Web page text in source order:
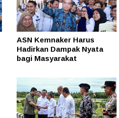
ASN Kemnaker Harus
Hadirkan Dampak Nyata
bagi Masyarakat